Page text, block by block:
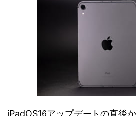
iPadOS16アップデートの直後